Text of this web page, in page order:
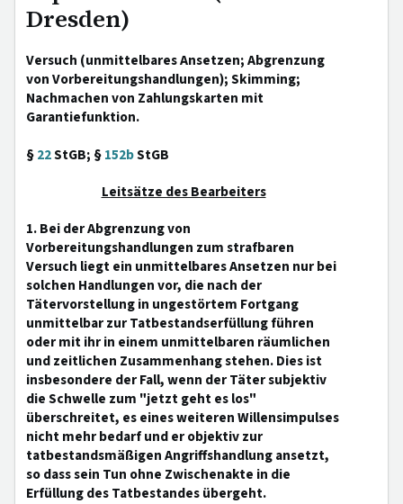
Dresden)
Versuch (unmittelbares Ansetzen; Abgrenzung
von Vorbereitungshandlungen); Skimming;
Nachmachen von Zahlungskarten mit
Garantiefunktion.
§22StGB; §152bStGB
Leitsätze des Bearbeiters
1. Bei der Abgrenzung von
Vorbereitungshandlungen zum strafbaren
Versuch liegt ein unmittelbares Ansetzen nur bei
solchen Handlungen vor, die nach der
Tätervorstellung in ungestörtem Fortgang
unmittelbar zur Tatbestandserfüllung führen
oder mit ihr in einem unmittelbaren räumlichen
und zeitlichen Zusammenhang stehen. Dies ist
insbesondere der Fall, wenn der Täter subjektiv
die Schwelle zum "jetzt geht es los"
überschreitet, es eines weiteren Willensimpulses
nicht mehr bedarf und er objektiv zur
tatbestandsmäßigen Angriffshandlung ansetzt,
so dass sein Tun ohne Zwischenakte in die
Erfüllung des Tatbestandes übergeht.